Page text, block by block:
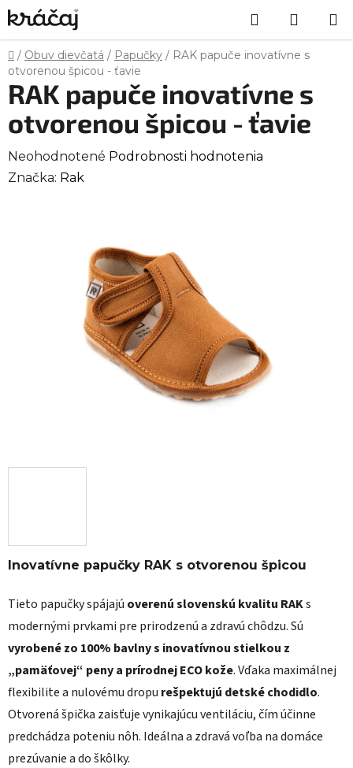
Prejsť
na
obsah
Hľadať
KOŠÍK
Domov
/ Obuv dievčatá / Papučky / RAK papuče inovatívne s
otvorenou špicou - ťavie
Inovatívne papučky RAK s otvorenou špicou
Tieto papučky spájajú overenú slovenskú kvalitu RAKs
modernými prvkami pre prirodzenú a zdravú chôdzu. Sú
vyrobené zo 100% bavlny s inovatívnou stielkou z
„pamäťovej“ peny a prírodnej ECO kože. Vďaka maximálnej
flexibilite a nulovému dropu rešpektujú detské chodidlo.
Otvorená špička zaisťuje vynikajúcu ventiláciu, čím účinne
predchádza poteniu nôh. Ideálna a zdravá voľba na domáce
prezúvanie a do škôlky.
RAK papuče inovatívne s
otvorenou špicou - ťavie
Priemerné
hodnotenie
Neohodnotené Podrobnosti hodnotenia
Značka: Rak